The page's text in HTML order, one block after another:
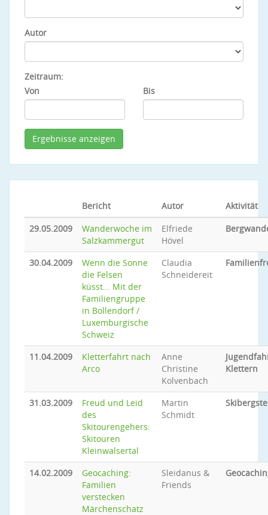
Autor
Zeitraum:
Von
Bis
Bericht Autor
Aktivität
29.05.2009
Wanderwoche im
Salzkammergut
Elfriede
Hövel
30.04.2009
Wenn die Sonne
die Felsen
küsst... Mit der
Familiengruppe
in Bollendorf /
Luxemburgische
Schweiz
Claudia
Schneidereit
11.04.2009
Kletterfahrt nach
Arco
Anne
Christine
Kolvenbach
Klettern
31.03.2009
Freud und Leid
des
Skitourengehers:
Skitouren
Kleinwalsertal
Martin
Schmidt
14.02.2009
Geocaching:
Familien
verstecken
Märchenschatz
Sleidanus &
Friends